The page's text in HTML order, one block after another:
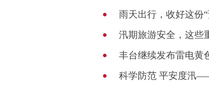
雨天出行，收好这份
汛期旅游安全，这些
丰台继续发布雷电
科学防范 平安度汛